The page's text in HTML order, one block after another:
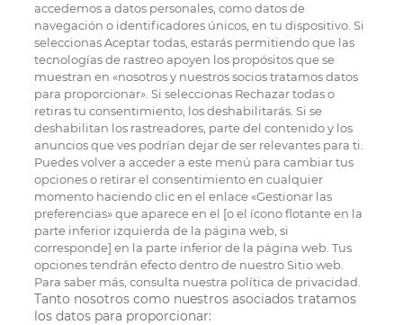
accedemos a datos personales, como datos de
navegación o identificadores únicos, en tu dispositivo. Si
seleccionas Aceptar todas, estarás permitiendo que las
tecnologías de rastreo apoyen los propósitos que se
muestran en «nosotros y nuestros socios tratamos datos
para proporcionar». Si seleccionas Rechazar todas o
retiras tu consentimiento, los deshabilitarás. Si se
deshabilitan los rastreadores, parte del contenido y los
anuncios que ves podrían dejar de ser relevantes para ti.
Puedes volver a acceder a este menú para cambiar tus
opciones o retirar el consentimiento en cualquier
momento haciendo clic en el enlace «Gestionar las
preferencias» que aparece en el [o el ícono flotante en la
parte inferior izquierda de la página web, si
corresponde] en la parte inferior de la página web. Tus
opciones tendrán efecto dentro de nuestro Sitio web.
Para saber más, consulta nuestra política de privacidad.
Tanto nosotros como nuestros asociados tratamos
los datos para proporcionar: